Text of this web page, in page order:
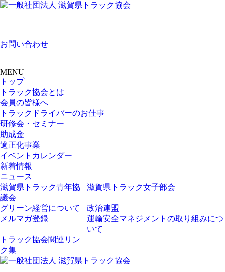
お問い合わせ
MENU
トップ
トラック協会とは
会員の皆様へ
トラックドライバーのお仕事
研修会・セミナー
助成金
適正化事業
イベントカレンダー
新着情報
ニュース
滋賀県トラック青年協
議会
滋賀県トラック女子部会
グリーン経営について
政治連盟
メルマガ登録
運輸安全マネジメントの取り組みにつ
いて
トラック協会関連リン
ク集